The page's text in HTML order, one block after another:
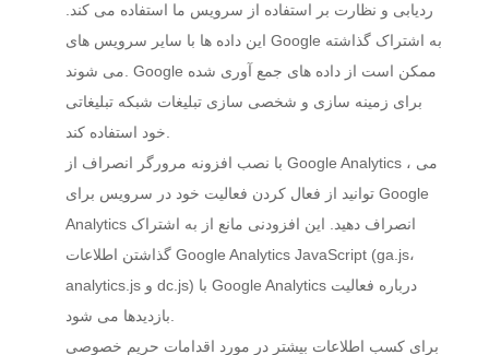
ردیابی و نظارت بر استفاده از سرویس ما استفاده می کند.
این داده ها با سایر سرویس های Google به اشتراک گذاشته
می شوند. Google ممکن است از داده های جمع آوری شده
برای زمینه سازی و شخصی سازی تبلیغات شبکه تبلیغاتی
با نصب افزونه مرورگر انصراف از Google Analytics ، می
توانید از فعال کردن فعالیت خود در سرویس برای Google
Analytics انصراف دهید. این افزودنی مانع از به اشتراک
گذاشتن اطلاعات Google Analytics JavaScript (ga.js،
analytics.js و dc.js) با Google Analytics درباره فعالیت
برای کسب اطلاعات بیشتر در مورد اقدامات حریم خصوصی